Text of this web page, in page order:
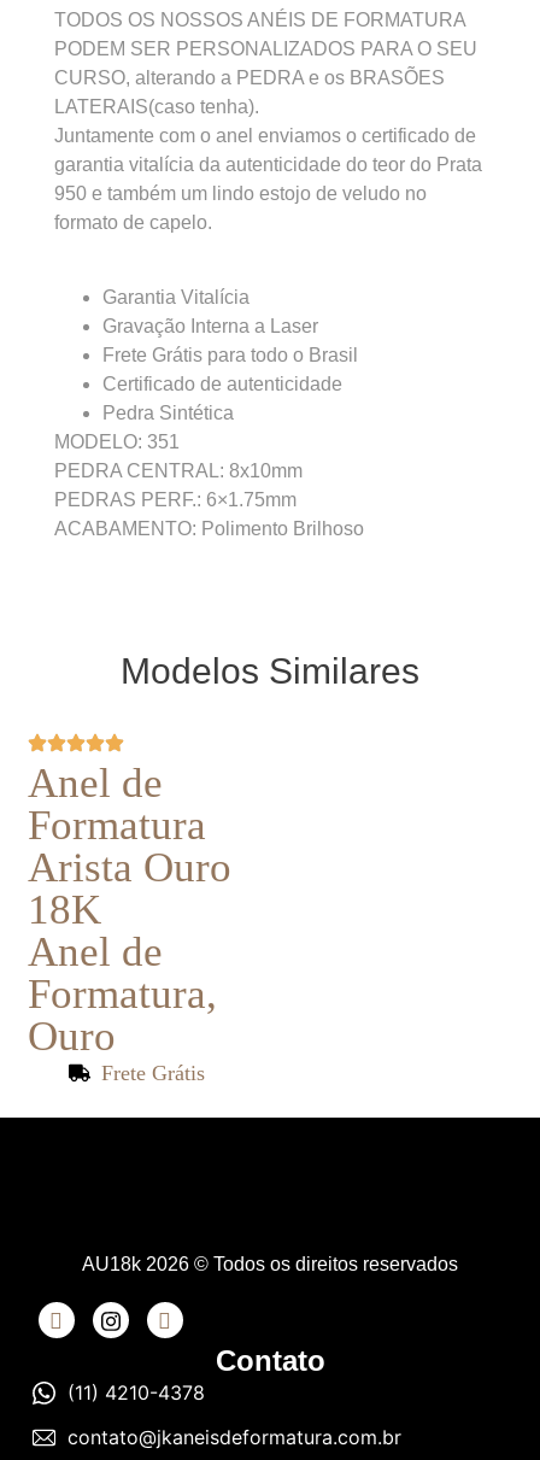
TODOS OS NOSSOS ANÉIS DE FORMATURA
PODEM SER PERSONALIZADOS PARA O SEU
CURSO, alterando a PEDRA e os BRASÕES
LATERAIS(caso tenha).
Juntamente com o anel enviamos o certificado de
garantia vitalícia da autenticidade do teor do Prata
950 e também um lindo estojo de veludo no
formato de capelo.
Garantia Vitalícia
Gravação Interna a Laser
Frete Grátis para todo o Brasil
Certificado de autenticidade
Pedra Sintética
MODELO: 351
PEDRA CENTRAL: 8x10mm
PEDRAS PERF.: 6×1.75mm
ACABAMENTO: Polimento Brilhoso
Modelos Similares
Anel de
Formatura
Arista Ouro
18K
Anel de
Formatura,
Ouro
Frete Grátis
AU18k 2026 © Todos os direitos reservados
Contato
(11) 4210-4378
contato@jkaneisdeformatura.com.br